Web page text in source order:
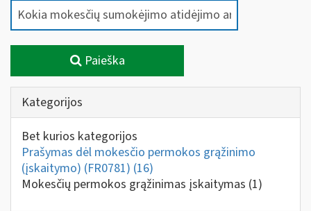
Paieška
Kategorijos
Bet kurios kategorijos
Prašymas dėl mokesčio permokos grąžinimo
(įskaitymo) (FR0781) (16)
Mokesčių permokos grąžinimas įskaitymas (1)